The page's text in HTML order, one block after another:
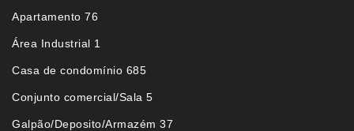
Apartamento 76
Área Industrial 1
Casa de condomínio 685
Conjunto comercial/Sala 5
Galpão/Deposito/Armazém 37